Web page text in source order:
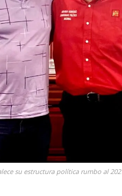
su estructura política rumbo al